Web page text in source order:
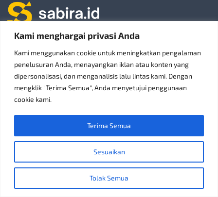
Kami menghargai privasi Anda
Kami menggunakan cookie untuk meningkatkan pengalaman
penelusuran Anda, menayangkan iklan atau konten yang
dipersonalisasi, dan menganalisis lalu lintas kami. Dengan
mengklik "Terima Semua", Anda menyetujui penggunaan
cookie kami.
Sesuaikan
Tolak Semua
Terima Semua
Sabira.id adalah platform iklan baris online di Indonesia yang berfokus
pada kepercayaan, kesederhanaan, inovasi, dan pelayanan pelanggan.
Didirikan pada 2023, kami menghubungkan pembeli dan penjual.
Perumahan BPA III Z 1 15336
+(62) 8777 566 0088